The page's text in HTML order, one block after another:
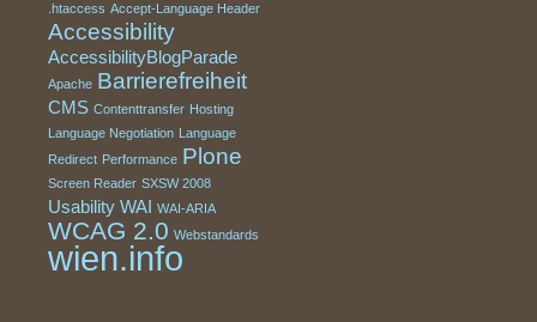
.htaccess Accept-Language Header
Accessibility
AccessibilityBlogParade
Apache Barrierefreiheit
CMS Contenttransfer Hosting
Language Negotiation Language
Redirect Performance Plone
Screen Reader SXSW 2008
Usability WAI WAI-ARIA
WCAG 2.0 Webstandards
wien.info